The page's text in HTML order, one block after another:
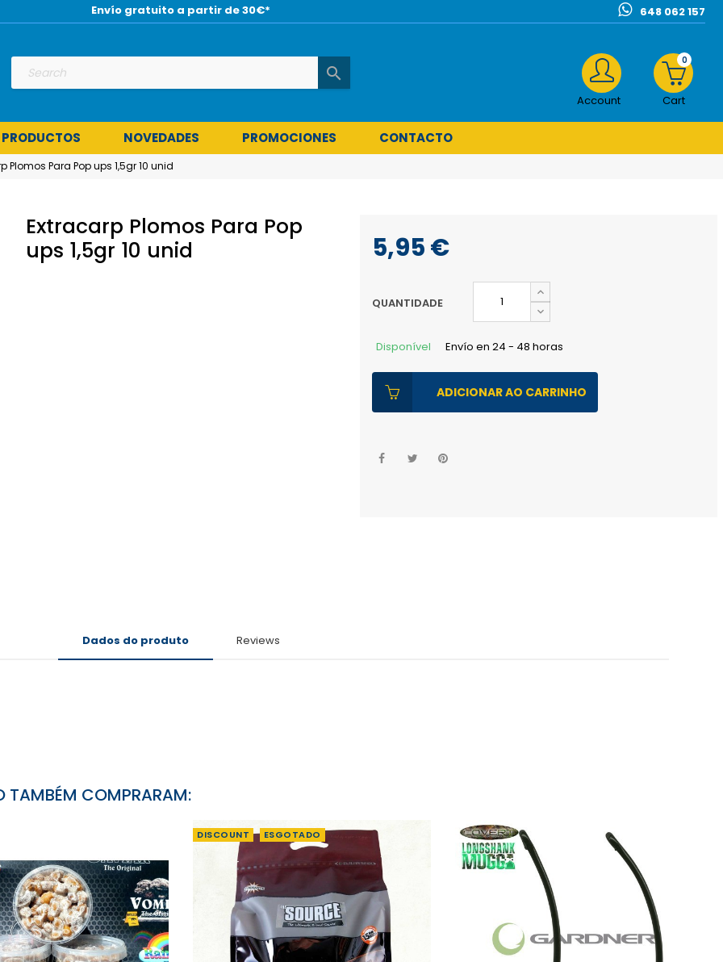
Envío gratuito a partir de 30€* 648 062 157
search
0
Cart
Account
NOVEDADES PROMOCIONES CONTACTO
Plomos Para Pop ups 1,5gr 10 unid
Extracarp Plomos Para Pop
ups 1,5gr 10 unid
5,95 €
QUANTIDADE
Disponível Envío en 24 - 48 horas
ADICIONAR AO CARRINHO
Dados do produto Reviews
TAMBÉM COMPRARAM:
DISCOUNT ESGOTADO